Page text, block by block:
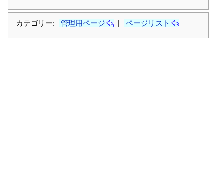
カテゴリー: 管理用ページ | ページリスト